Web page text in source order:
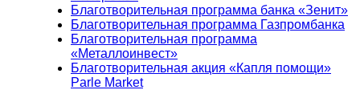
Благотворительная программа банка «Зенит»
Благотворительная программа Газпромбанка
Благотворительная программа
«Металлоинвест»
Благотворительная акция «Капля помощи»
Parle Market